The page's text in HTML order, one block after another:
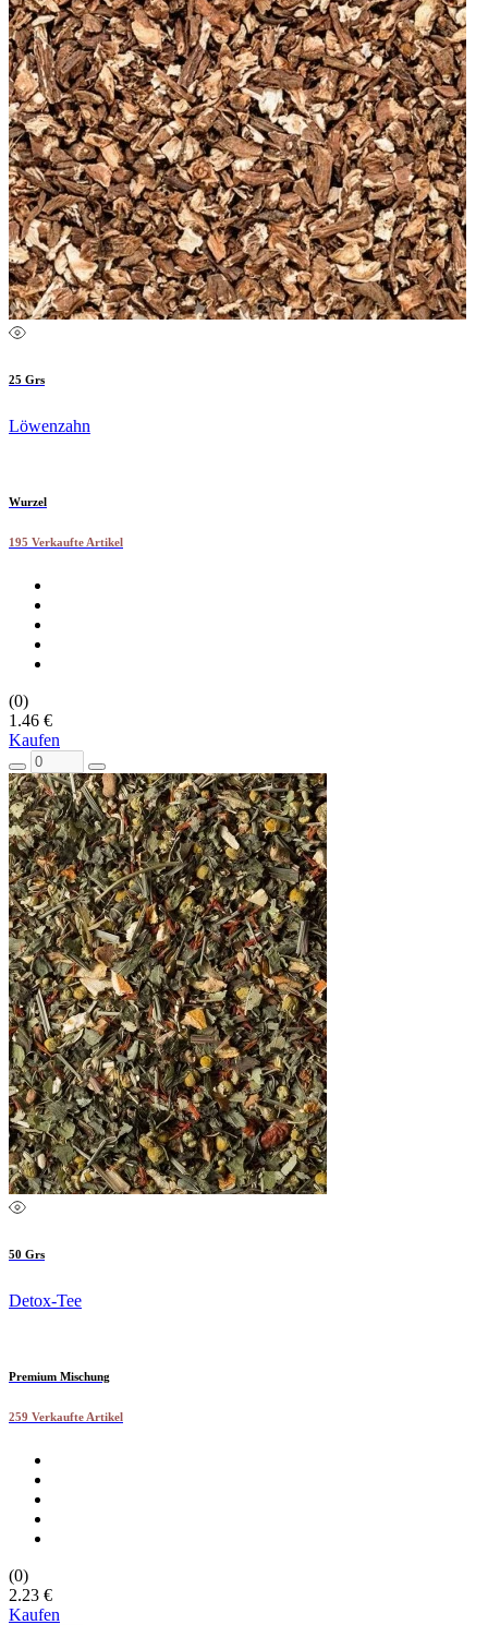
25 Grs
Löwenzahn
Wurzel
195 Verkaufte Artikel
(0)
1.46 €
Kaufen
50 Grs
Detox-Tee
Premium Mischung
259 Verkaufte Artikel
(0)
2.23 €
Kaufen